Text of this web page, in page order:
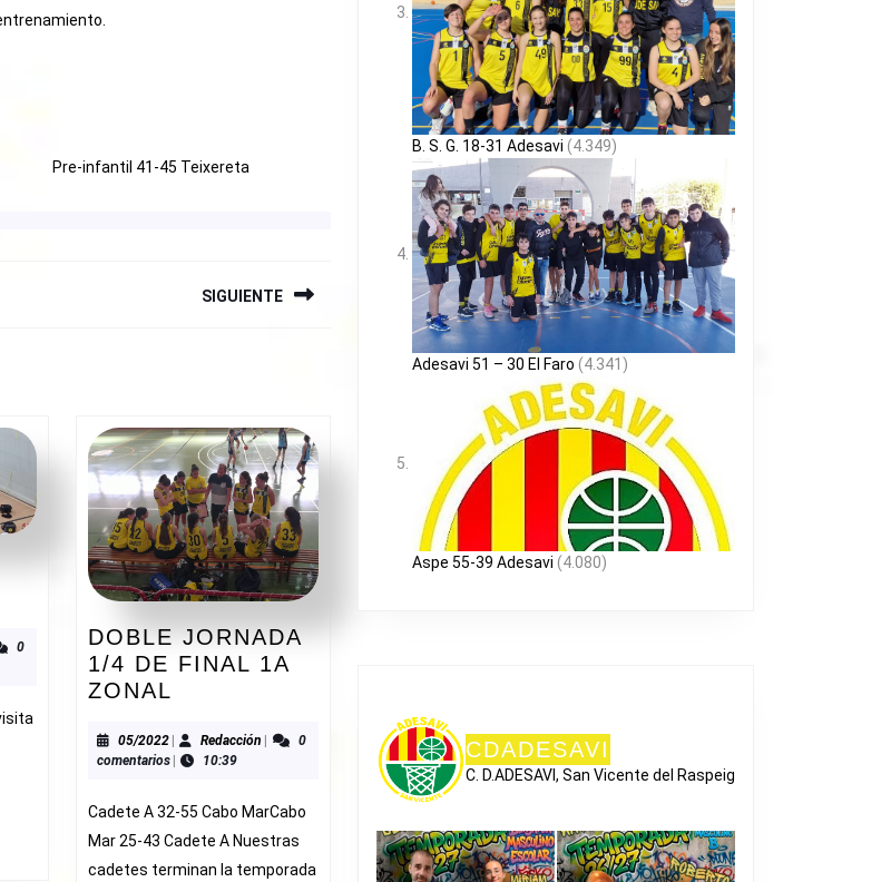
Pre-infantil 41-45 Teixereta
SIGUIENTE
0
DOBLE JORNADA
1/4 DE FINAL 1A
ZONAL
1/4
DE
1A
ZONAL
05/202205/2022
| Redacción Redacción
|
0
comentarios | 10:39
Cadete A 32-55 Cabo MarCabo
Mar 25-43 Cadete A Nuestras
cadetes terminan la temporada
B. S. G. 18-31 Adesavi (4.349)
Adesavi 51 – 30 El Faro (4.341)
Aspe 55-39 Adesavi (4.080)
CDADESAVI
C. D.ADESAVI, San Vicente del Raspeig